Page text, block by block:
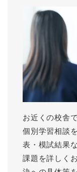
お近くの校舎
個別学習相談
表・模試結果
課題を詳しく